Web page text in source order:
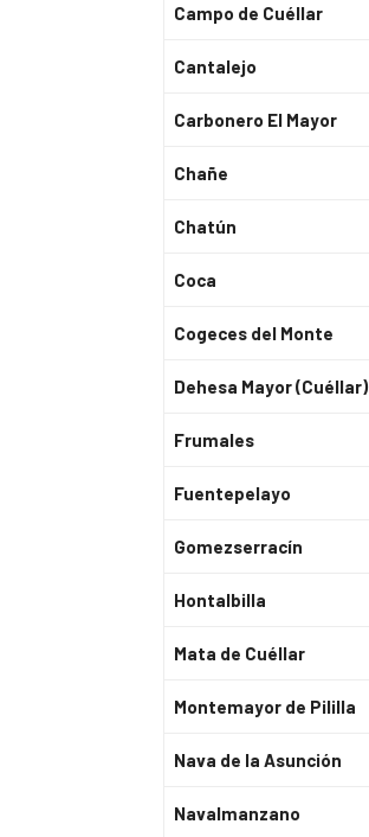
Campo de Cuéllar
Cantalejo
Carbonero El Mayor
Chañe
Chatún
Coca
Cogeces del Monte
Dehesa Mayor (Cuéllar)
Frumales
Fuentepelayo
Gomezserracín
Hontalbilla
Mata de Cuéllar
Montemayor de Pililla
Nava de la Asunción
Navalmanzano